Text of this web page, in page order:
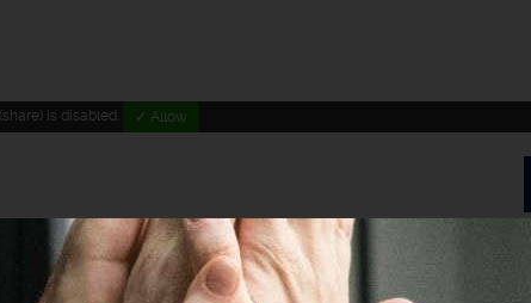
is disabled. ✓ Allow